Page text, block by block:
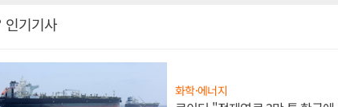
인기기사
화학·에너지